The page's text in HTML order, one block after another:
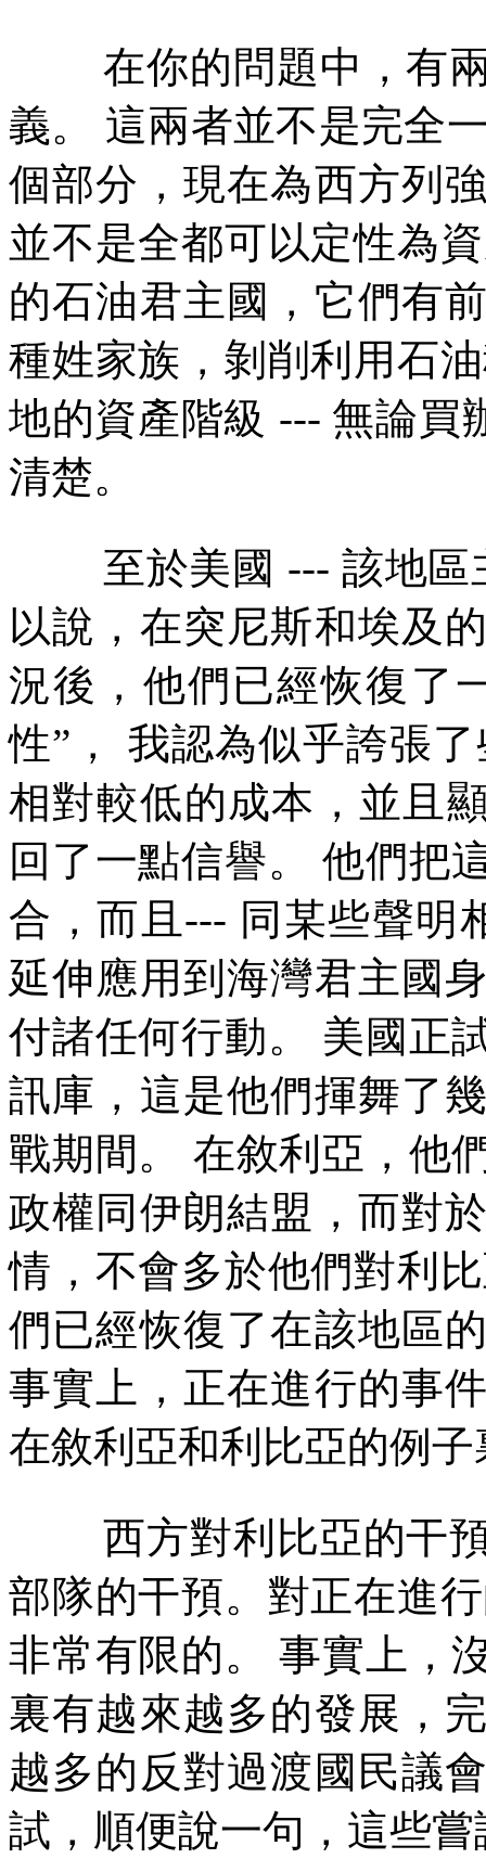
在你的問題中，有
義。
這兩者並不是完全
個部分，現在為西方列
並不是全都可以定性為
的石油君主國，它們有
種姓家族，剝削利用石
地的資產階級 --- 無論買
清楚。
至於美國 --- 該地區
以說，在突尼斯和埃及
況後，他們已經恢復了
性” ，
我認為似乎誇張
相對較低的成本，並且
回了一點信譽。
他們把
合，而且 --- 同某些聲明
延伸應用到海灣君主國
付諸任何行動。
美國正
訊庫，這是他們揮舞了
戰期間。
在敘利亞，他
政權同伊朗結盟，而對
情，不會多於他們對利
們已經恢復了在該地區
事實上，正在進行的事
在敘利亞和利比亞的例子
西方對利比亞的干
部隊的干預。對正在進
非常有限的。
事實上，
裏有越來越多的發展，
越多的反對過渡國民議
試，順便說一句，這些